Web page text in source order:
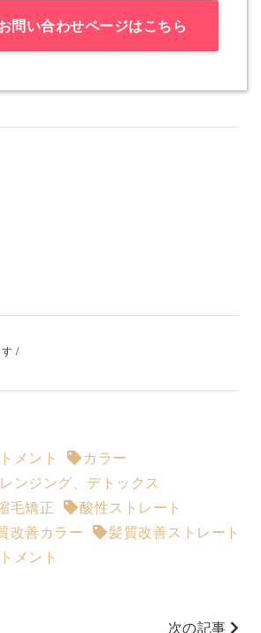
問い合わせページはこちら
/
メント
カラー
ンジング、デトックス
毛矯正
酸性ストレート
改善カラー
髪質改善ストレート
メント
次の記事